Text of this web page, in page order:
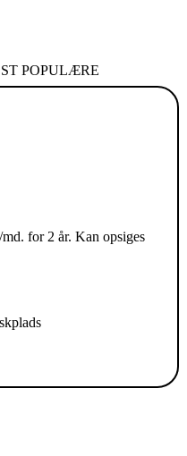
POPULÆRE
for 2 år. Kan opsiges